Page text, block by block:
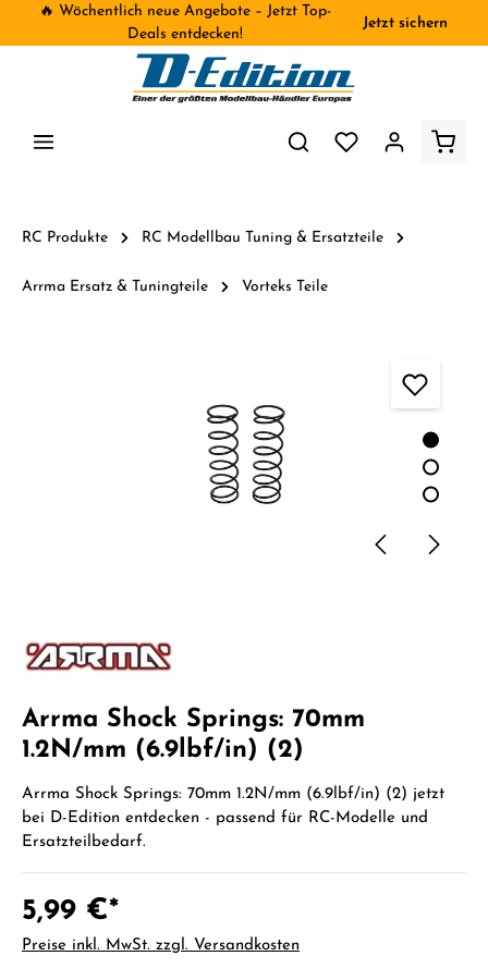
🔥 Wöchentlich neue Angebote – Jetzt Top-
Deals entdecken!
Jetzt sichern
RC Produkte RC Modellbau Tuning & Ersatzteile
Arrma Ersatz & Tuningteile Vorteks Teile
Arrma Shock Springs: 70mm
1.2N/mm (6.9lbf/in) (2)
Arrma Shock Springs: 70mm 1.2N/mm (6.9lbf/in) (2) jetzt
bei D-Edition entdecken - passend für RC-Modelle und
Ersatzteilbedarf.
5,99 €*
Preise inkl. MwSt. zzgl. Versandkosten